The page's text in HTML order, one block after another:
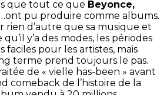
que tout ce que Beyonce,
pu produire comme albums.
rien d’autre que sa musique et
y’a des modes, les périodes
faciles pour les artistes, mais
terme prend toujours le pas.
de « vielle has-been » avant
comeback de l’histoire de la